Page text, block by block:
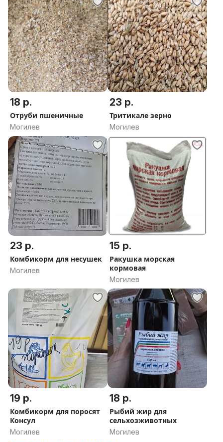
18 р.
Отруби пшеничные
Могилев
23 р.
Тритикале зерно
Могилев
23 р.
Комбикорм для несушек
Могилев
15 р.
Ракушка морская
кормовая
Могилев
19 р.
Комбикорм для поросят
Консул
Могилев
18 р.
Рыбий жир для
сельхозживотных
Могилев